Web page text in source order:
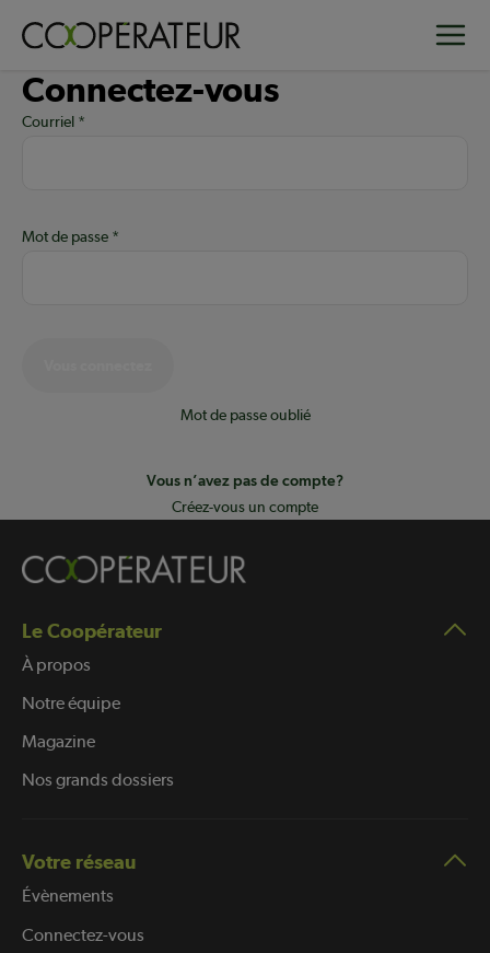
principal
Connectez-vous
Courriel
Mot de passe
Mot de passe oublié
Vous n’avez pas de compte?
Créez-vous un compte
Le Coopérateur
À propos
Notre équipe
Magazine
Nos grands dossiers
Votre réseau
Évènements
Connectez-vous